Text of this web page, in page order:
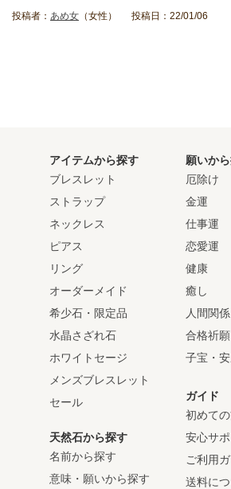
投稿者： あめ女 （女性） 投稿日：22/01/06
アイテムから探す
ブレスレット
ストラップ
ネックレス
ピアス
リング
オーダーメイド
希少石・限定品
水晶さざれ石
ホワイトセージ
メンズブレスレット
セール
願いか
厄除け
金運
仕事運
恋愛運
健康
癒し
人間関係
合格祈願
子宝・
天然石から探す
名前から探す
意味・願いから探す
ガイド
初めて
安心サポ
ご利用
送料に